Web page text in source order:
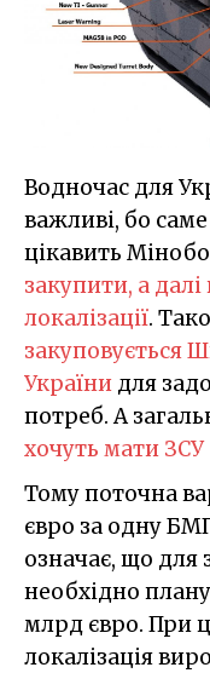
Водночас для
важливі, бо
цікавить
закупити, а
локалізації.
закуповується
України для
потреб. А
хочуть мати
Тому поточна
євро за одну
означає, що для
необхідно
млрд євро. При
локалізація